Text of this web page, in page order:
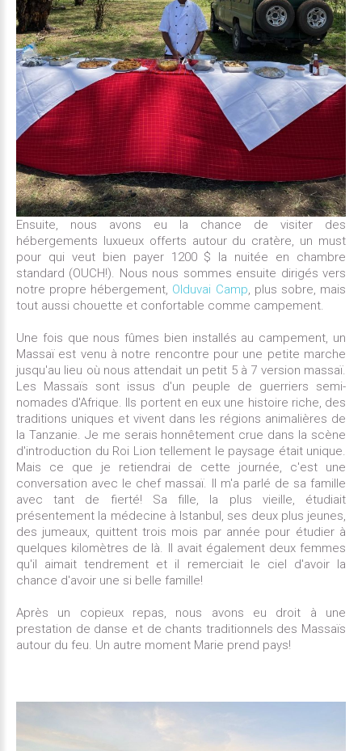
Ensuite, nous avons eu la chance de visiter des
hébergements luxueux offerts autour du cratère, un must
pour qui veut bien payer 1200 $ la nuitée en chambre
standard (OUCH!). Nous nous sommes ensuite dirigés vers
notre propre hébergement, Olduvai Camp, plus sobre, mais
tout aussi chouette et confortable comme campement.
Une fois que nous fûmes bien installés au campement, un
Massaï est venu à notre rencontre pour une petite marche
jusqu'au lieu où nous attendait un petit 5 à 7 version massaï.
Les Massaïs sont issus d'un peuple de guerriers semi-
nomades d'Afrique. Ils portent en eux une histoire riche, des
traditions uniques et vivent dans les régions animalières de
la Tanzanie. Je me serais honnêtement crue dans la scène
d'introduction du Roi Lion tellement le paysage était unique.
Mais ce que je retiendrai de cette journée, c'est une
conversation avec le chef massaï. Il m'a parlé de sa famille
avec tant de fierté! Sa fille, la plus vieille, étudiait
présentement la médecine à Istanbul, ses deux plus jeunes,
des jumeaux, quittent trois mois par année pour étudier à
quelques kilomètres de là. Il avait également deux femmes
qu'il aimait tendrement et il remerciait le ciel d'avoir la
chance d'avoir une si belle famille!
Après un copieux repas, nous avons eu droit à une
prestation de danse et de chants traditionnels des Massaïs
autour du feu. Un autre moment Marie prend pays!